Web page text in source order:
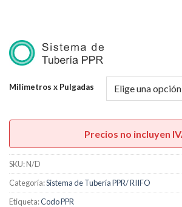
Milímetros x Pulgadas
Precios no incluyen
SKU:N/D
Categoría:Sistema de Tubería PPR/ RIIFO
Etiqueta:Codo PPR